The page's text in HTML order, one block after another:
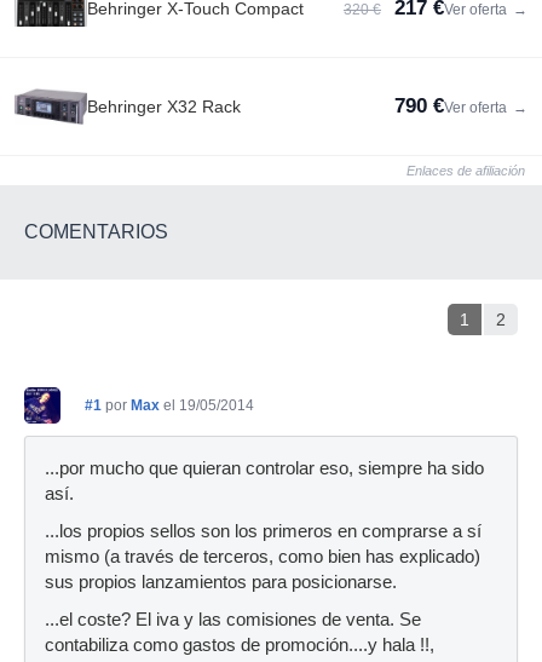
Behringer X-Touch Compact 320 € 217 €Ver oferta →
Behringer X32 Rack 790 €Ver oferta →
Enlaces de afiliación
COMENTARIOS
1 2
#1 por Max el 19/05/2014
...por mucho que quieran controlar eso, siempre ha sido
así.
...los propios sellos son los primeros en comprarse a sí
mismo (a través de terceros, como bien has explicado)
sus propios lanzamientos para posicionarse.
...el coste? El iva y las comisiones de venta. Se
contabiliza como gastos de promoción....y hala !!,